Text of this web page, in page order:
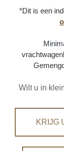
*Dit is een
Wilt u in
KRIJG